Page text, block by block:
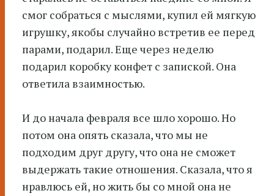
смог собраться с мыслями, купил ей мягкую
игрушку, якобы случайно встретив ее перед
парами, подарил. Еще через неделю
подарил коробку конфет с запиской. Она
ответила взаимностью.
И до начала февраля все шло хорошо. Но
потом она опять сказала, что мы не
подходим друг другу, что она не сможет
выдержать такие отношения. Сказала, что я
нравлюсь ей, но жить бы со мной она не